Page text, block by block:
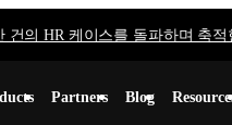
건의 HR 케이스를 돌파하며 축
Partners Blog